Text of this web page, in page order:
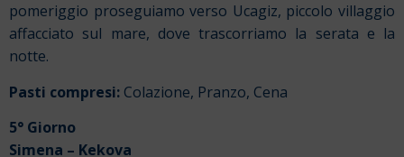
pomeriggio proseguiamo verso Ucagiz, piccolo villaggio
affacciato sul mare, dove trascorriamo la serata e la
notte.
Pasti compresi: Colazione, Pranzo, Cena
5° Giorno
Simena – Kekova